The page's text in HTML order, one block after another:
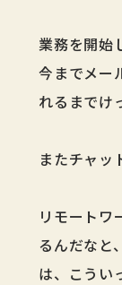
業務を開始
今までメー
れるまでけ
またチャッ
リモートワ
るんだなと
は、こうい